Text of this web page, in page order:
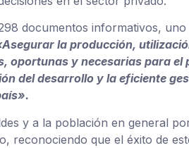
documentos informativos,
la producción,
oportunas y necesarias para el
del desarrollo y la eficiente
y a la población en general
reconociendo que el éxito de